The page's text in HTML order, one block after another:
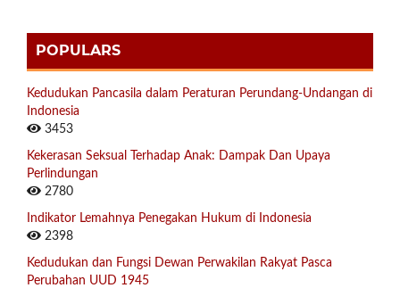
POPULARS
Kedudukan Pancasila dalam Peraturan Perundang-Undangan di
Indonesia
3453
Kekerasan Seksual Terhadap Anak: Dampak Dan Upaya
Perlindungan
2780
Indikator Lemahnya Penegakan Hukum di Indonesia
2398
Kedudukan dan Fungsi Dewan Perwakilan Rakyat Pasca
Perubahan UUD 1945